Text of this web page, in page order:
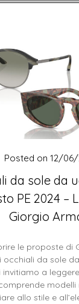
da sole da
PE 2024 –
Giorgio
Posted on 12/
le proposte di
occhiali da sole
invitiamo a
allo stile e